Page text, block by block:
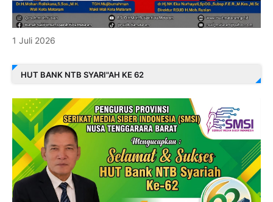
1 Juli 2026
HUT BANK NTB SYARI"AH KE 62